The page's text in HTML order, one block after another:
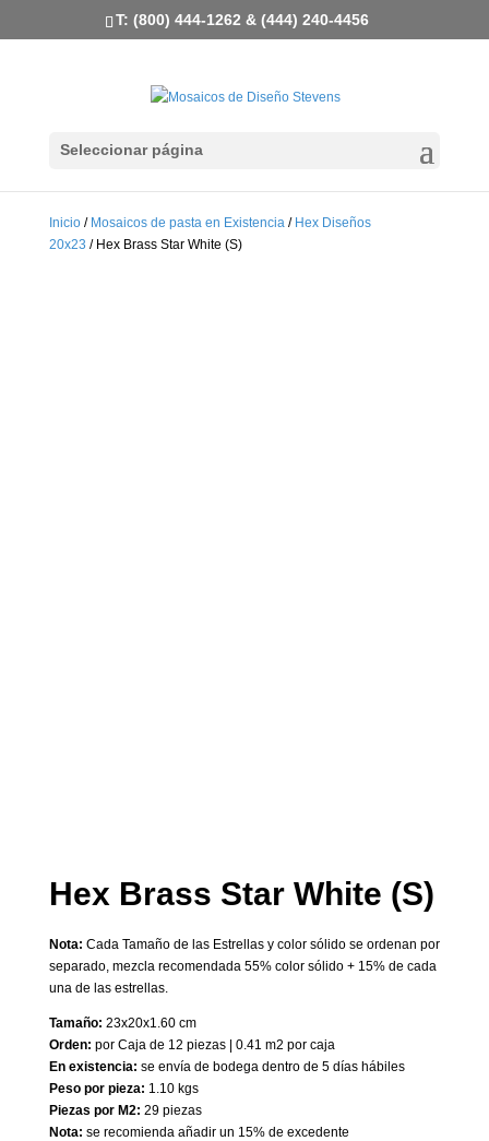
T: (800) 444-1262 & (444) 240-4456
Seleccionar página
Inicio/ Mosaicos de pasta en Existencia/ Hex Diseños
20x23 / Hex Brass Star White (S)
Hex Brass Star White (S)
Nota: Cada Tamaño de las Estrellas y color sólido se ordenan por
separado, mezcla recomendada 55% color sólido + 15% de cada
una de las estrellas.
Tamaño: 23x20x1.60 cm
Orden: por Caja de 12 piezas | 0.41 m2 por caja
En existencia: se envía de bodega dentro de 5 días hábiles
Peso por pieza: 1.10 kgs
Piezas por M2: 29 piezas
Nota: se recomienda añadir un 15% de excedente